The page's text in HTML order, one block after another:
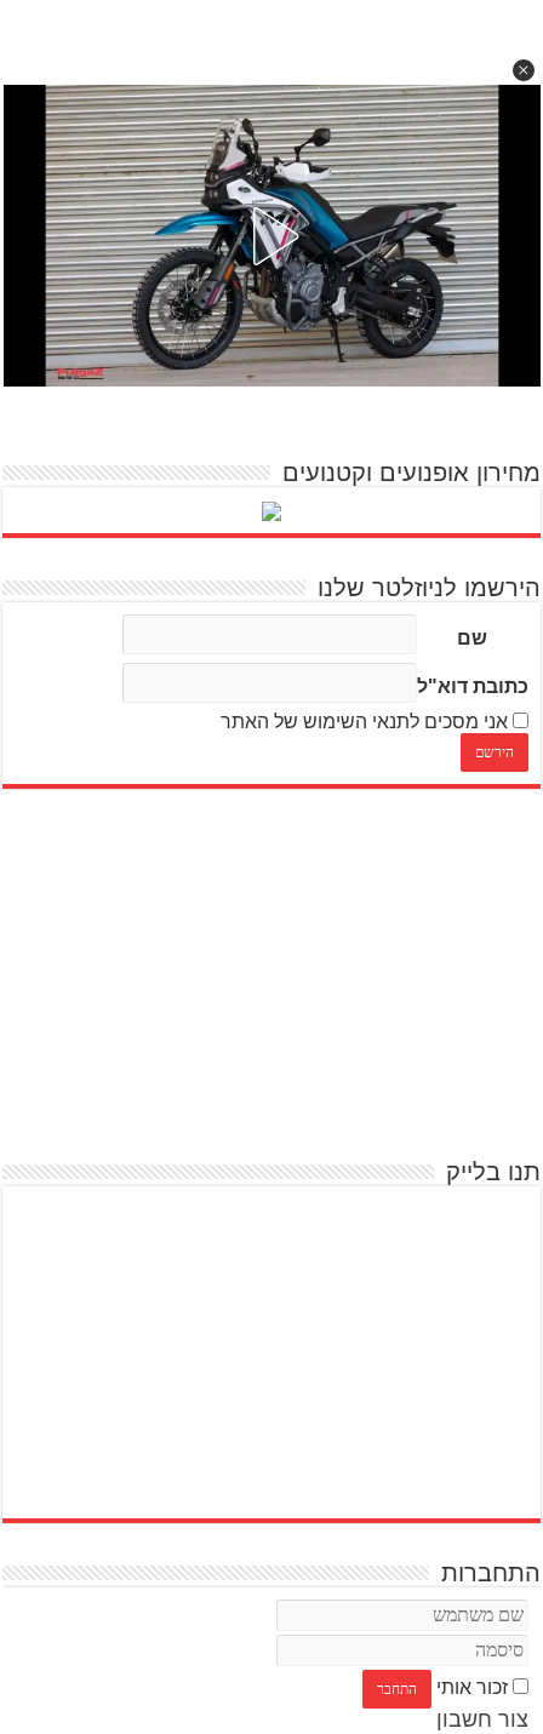
מחירון אופנועים וקטנועים
הירשמו לניוזלטר שלנו
שם
כתובת דוא"ל
אני מסכים לתנאי השימוש של האתר
תנו בלייק
התחברות
זכור אותי
צור חשבון